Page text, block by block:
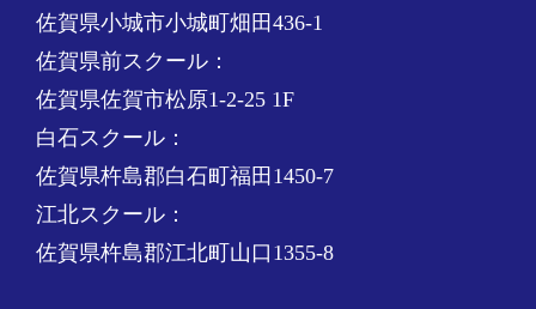
佐賀県小城市小城町畑田436-1
佐賀県前スクール：
佐賀県佐賀市松原1-2-25 1F
白石スクール：
佐賀県杵島郡白石町福田1450-7
江北スクール：
佐賀県杵島郡江北町山口1355-8